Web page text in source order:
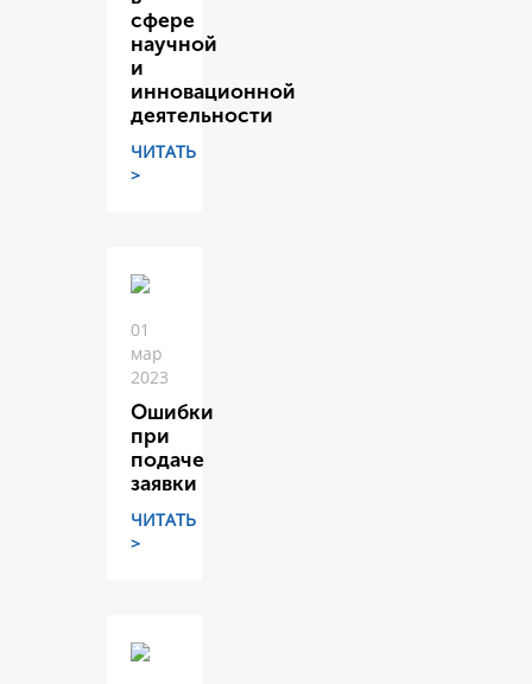
сфере
научной
и
инновационной
деятельности
ЧИТАТЬ
>
01
мар
2023
Ошибки
при
подаче
заявки
ЧИТАТЬ
>